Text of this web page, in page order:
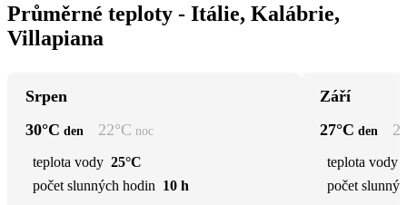
Průměrné teploty - Itálie, Kalábrie,
Villapiana
Srpen
30°C den 22°C noc
teplota vody 25°C
počet slunných hodin 10 h
Září
27°C den
teplota vody
počet